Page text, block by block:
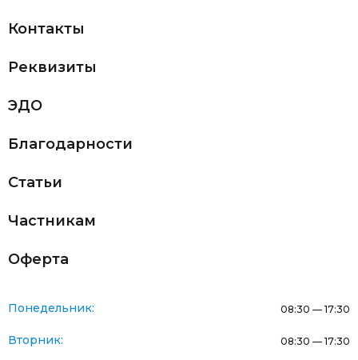
Контакты
Реквизиты
ЭДО
Благодарности
Статьи
Частникам
Оферта
Понедельник: 08:30 — 17:30
Вторник: 08:30 — 17:30